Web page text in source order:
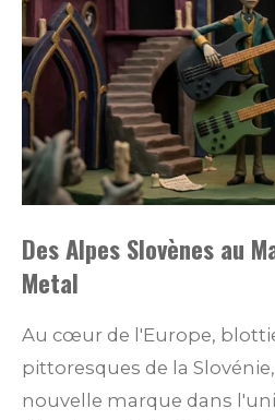
Des Alpes Slovènes au
Metal
Au cœur de l'Europe,
pittoresques de la
nouvelle marque dans